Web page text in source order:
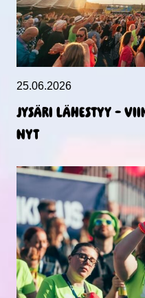
25.06.2026
Jysäri lähestyy –
nyt